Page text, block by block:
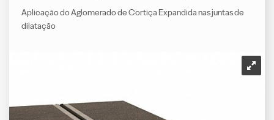
Aplicação do Aglomerado de Cortiça Expandida nas juntas de
dilatação